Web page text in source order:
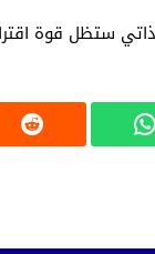
ستظل قوة